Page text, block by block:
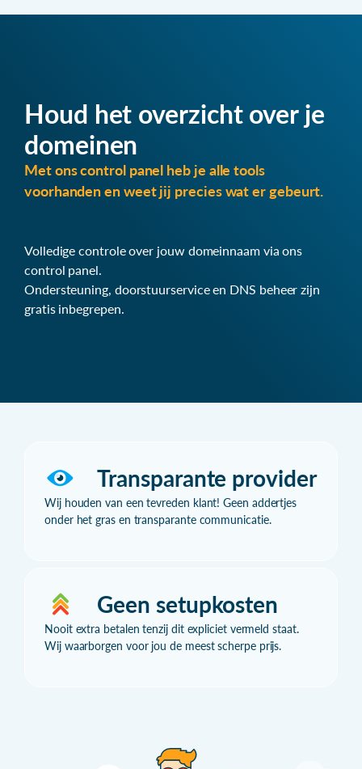
Houd het overzicht over je
domeinen
Met ons control panel heb je alle tools
voorhanden en weet jij precies wat er gebeurt.
Volledige controle over jouw domeinnaam via ons
control panel.
Ondersteuning, doorstuurservice en DNS beheer zijn
gratis inbegrepen.
Transparante provider
Wij houden van een tevreden klant! Geen addertjes
onder het gras en transparante communicatie.
Geen setupkosten
Nooit extra betalen tenzij dit expliciet vermeld staat.
Wij waarborgen voor jou de meest scherpe prijs.